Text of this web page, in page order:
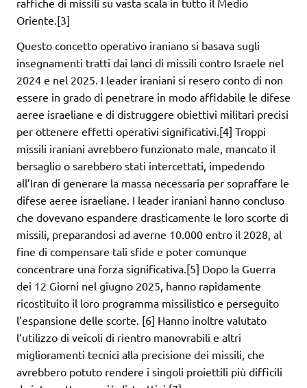
Oriente.[3]
Questo concetto operativo iraniano si basava sugli
insegnamenti tratti dai lanci di missili contro Israele nel
2024 e nel 2025. I leader iraniani si resero conto di non
essere in grado di penetrare in modo affidabile le difese
aeree israeliane e di distruggere obiettivi militari precisi
per ottenere effetti operativi significativi.[4] Troppi
missili iraniani avrebbero funzionato male, mancato il
bersaglio o sarebbero stati intercettati, impedendo
all’Iran di generare la massa necessaria per sopraffare le
difese aeree israeliane. I leader iraniani hanno concluso
che dovevano espandere drasticamente le loro scorte di
missili, preparandosi ad averne 10.000 entro il 2028, al
fine di compensare tali sfide e poter comunque
concentrare una forza significativa.[5] Dopo la Guerra
dei 12 Giorni nel giugno 2025, hanno rapidamente
ricostituito il loro programma missilistico e perseguito
l’espansione delle scorte. [6] Hanno inoltre valutato
l’utilizzo di veicoli di rientro manovrabili e altri
miglioramenti tecnici alla precisione dei missili, che
avrebbero potuto rendere i singoli proiettili più difficili